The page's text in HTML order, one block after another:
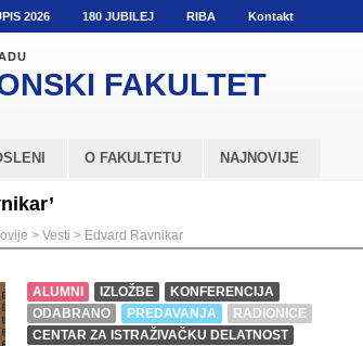
2026 180 JUBILEJ RIBA Kontakt
FAKULTET
O FAKULTETU NAJNOVIJE
> Vesti > Edvard Ravnikar
ALUMNI IZLOŽBE
KONFERENCIJA
ODABRANO
PREDAVANJA
RADIONICE
CENTAR ZA ISTRAŽIVAČKU DELATNOST